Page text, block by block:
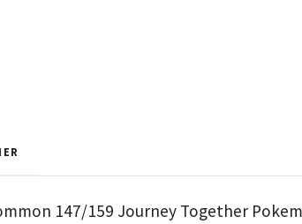
147/159 Journey Together